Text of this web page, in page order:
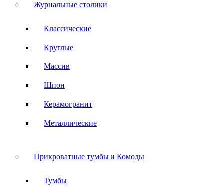
Журнальные столики
Классические
Круглые
Массив
Шпон
Керамогранит
Металлические
Прикроватные тумбы и Комоды
Тумбы